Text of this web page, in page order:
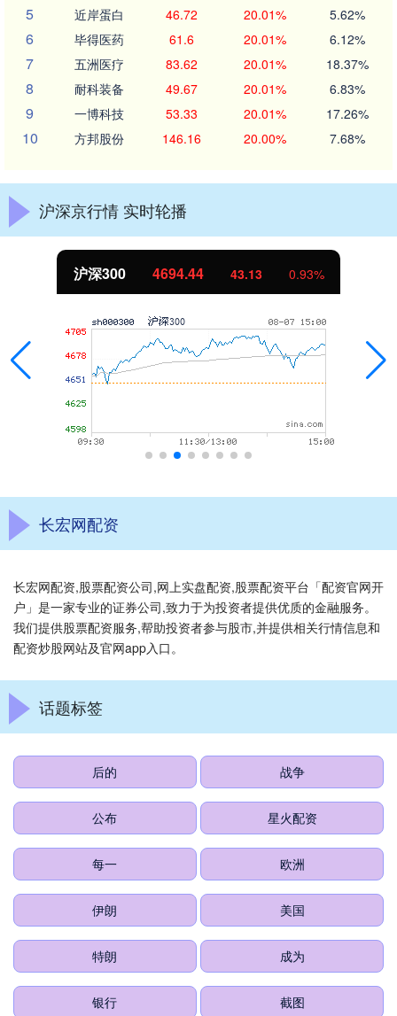
5 近岸蛋白 46.72 20.01% 5.62%
6 毕得医药 61.6 20.01% 6.12%
7 五洲医疗 83.62 20.01% 18.37%
8 耐科装备 49.67 20.01% 6.83%
9 一博科技 53.33 20.01% 17.26%
10 方邦股份 146.16 20.00% 7.68%
沪深京行情 实时轮播
沪深300 4694.44 43.13 0.93%
长宏网配资
长宏网配资,股票配资公司,网上实盘配资,股票配资平台「配资官网开
户」是一家专业的证券公司,致力于为投资者提供优质的金融服务。
我们提供股票配资服务,帮助投资者参与股市,并提供相关行情信息和
配资炒股网站及官网app入口。
话题标签
后的 战争
公布 星火配资
每一 欧洲
伊朗 美国
特朗 成为
银行 截图